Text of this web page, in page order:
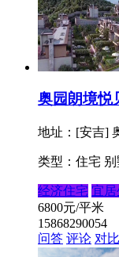
奥园朗境悦
地址：[安吉]
类型：住宅
经济住宅 宜
6800元/平米
15868290054
问答 评论 对比